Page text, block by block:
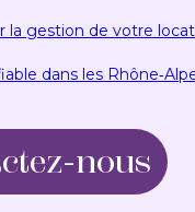
la gestion de votre
dans les
nous